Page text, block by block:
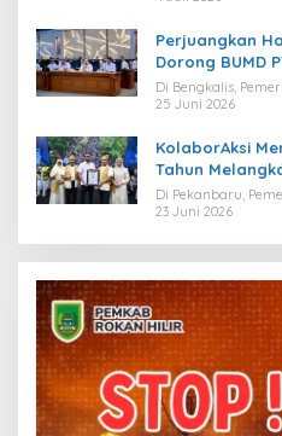
Perjuangkan
Dorong BUMD
Migas
Di Bengkalis,
25 Juni 2026
KolaborAksi
Tahun
Maju
Di Pekanbaru,
23 Juni 2026